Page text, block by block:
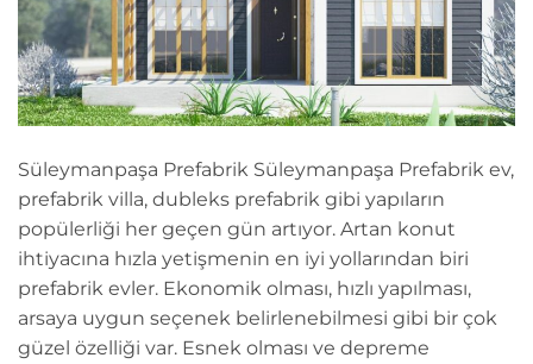
Süleymanpaşa Prefabrik Süleymanpaşa Prefabrik ev,
prefabrik villa, dubleks prefabrik gibi yapıların
popülerliği her geçen gün artıyor. Artan konut
ihtiyacına hızla yetişmenin en iyi yollarından biri
prefabrik evler. Ekonomik olması, hızlı yapılması,
arsaya uygun seçenek belirlenebilmesi gibi bir çok
güzel özelliği var. Esnek olması ve depreme